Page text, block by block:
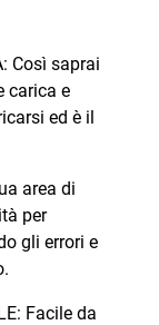
Così saprai
carica e
ed è il
area di
per
gli errori e
Facile da